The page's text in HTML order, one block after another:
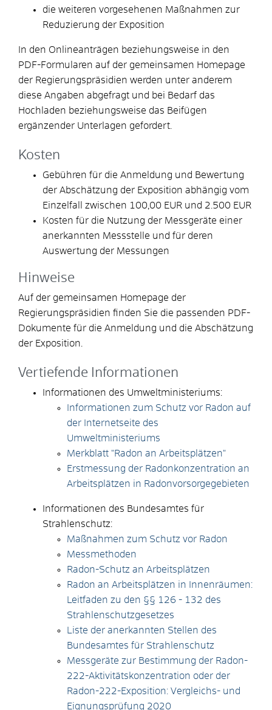
die weiteren vorgesehenen Maßnahmen zur
Reduzierung der Exposition
In den Onlineanträgen beziehungsweise in den
PDF-Formularen auf der gemeinsamen Homepage
der Regierungspräsidien werden unter anderem
diese Angaben abgefragt und bei Bedarf das
Hochladen beziehungsweise das Beifügen
ergänzender Unterlagen gefordert.
Kosten
Gebühren für die Anmeldung und Bewertung
der Abschätzung der Exposition abhängig vom
Einzelfall zwischen 100,00 EUR und 2.500 EUR
Kosten für die Nutzung der Messgeräte einer
anerkannten Messstelle und für deren
Auswertung der Messungen
Hinweise
Auf der gemeinsamen Homepage der
Regierungspräsidien finden Sie die passenden PDF-
Dokumente für die Anmeldung und die Abschätzung
der Exposition.
Vertiefende Informationen
Informationen des Umweltministeriums:
Informationen zum Schutz vor Radon auf
der Internetseite des
Umweltministeriums
Merkblatt "Radon an Arbeitsplätzen"
Erstmessung der Radonkonzentration an
Arbeitsplätzen in Radonvorsorgegebieten
Informationen des Bundesamtes für
Strahlenschutz:
Maßnahmen zum Schutz vor Radon
Messmethoden
Radon-Schutz an Arbeitsplätzen
Radon an Arbeitsplätzen in Innenräumen:
Leitfaden zu den §§ 126 - 132 des
Strahlenschutzgesetzes
Liste der anerkannten Stellen des
Bundesamtes für Strahlenschutz
Messgeräte zur Bestimmung der Radon-
222-Aktivitätskonzentration oder der
Radon-222-Exposition: Vergleichs- und
Eignungsprüfung 2020